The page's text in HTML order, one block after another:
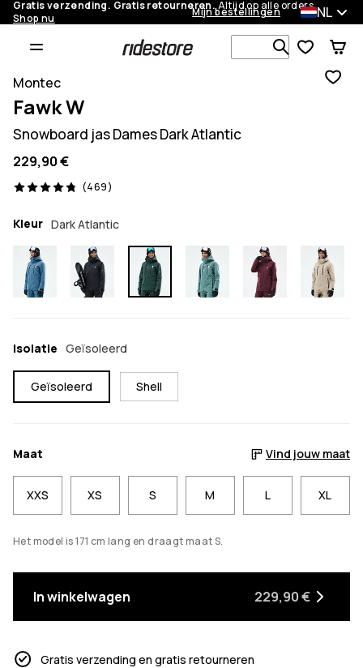
Gratis verzending. Gratis retourneren.Altijd op alle orders.
Shop nu
Mijn bestellingen NL
Zoek in 1
Montec
Fawk W
Snowboard jas Dames Dark Atlantic
229,90 €
(469)
469 beoordelingen, 4.8/5
Kleur Dark Atlantic
Isolatie Geïsoleerd
Geïsoleerd Shell
Maat Vind jouw maat
XXS XS S M L XL
Het model is 171 cm lang en draagt maat S.
In winkelwagen 229,90 €
Gratis verzending en gratis retourneren